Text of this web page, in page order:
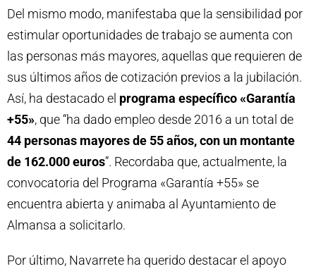
Del mismo modo, manifestaba que la sensibilidad por
estimular oportunidades de trabajo se aumenta con
las personas más mayores, aquellas que requieren de
sus últimos años de cotización previos a la jubilación.
Así, ha destacado el programa específico «Garantía
+55», que “ha dado empleo desde 2016 a un total de
44 personas mayores de 55 años, con un montante
de 162.000 euros”. Recordaba que, actualmente, la
convocatoria del Programa «Garantía +55» se
encuentra abierta y animaba al Ayuntamiento de
Almansa a solicitarlo.
Por último, Navarrete ha querido destacar el apoyo